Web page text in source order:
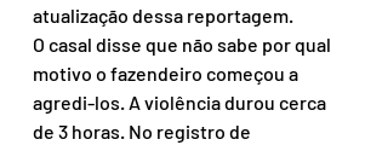
atualização dessa reportagem.
O casal disse que não sabe por qual
motivo o fazendeiro começou a
agredi-los. A violência durou cerca
de 3 horas. No registro de